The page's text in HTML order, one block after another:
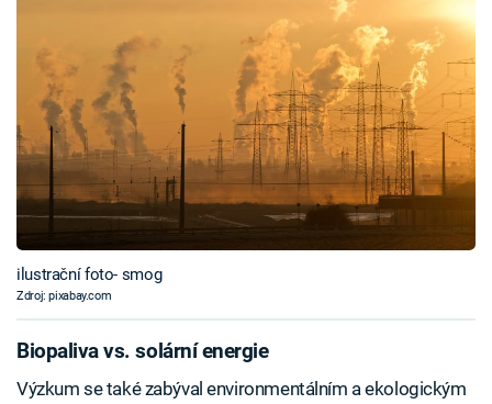
ilustrační foto- smog
Zdroj: pixabay.com
Biopaliva vs. solární energie
Výzkum se také zabýval environmentálním a ekologickým